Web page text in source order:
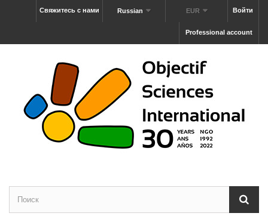
Войти
EUR
Russian
Свяжитесь с нами
Professional account